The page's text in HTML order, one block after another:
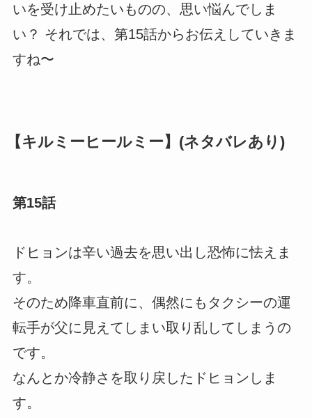
いを受け止めたいものの、思い悩んでしま
い？ それでは、第15話からお伝えしていきま
すね〜
【キルミーヒールミー】(ネタバレあり)
第15話
ドヒョンは辛い過去を思い出し恐怖に怯えま
す。
そのため降車直前に、偶然にもタクシーの運
転手が父に見えてしまい取り乱してしまうの
です。
なんとか冷静さを取り戻したドヒョンしま
す。